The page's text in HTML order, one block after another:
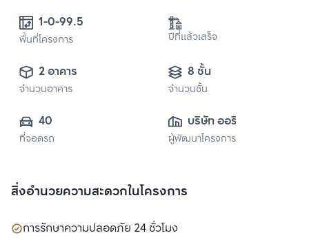
1-0-99.5
พื้นที่โครงการ ปีที่แล้วเสร็จ
2 อาคาร
จำนวนอาคาร
8 ชั้น
จำนวนชั้น
40
ที่จอดรถ
บริษัท ออริจิ้น
พร็อพเพอร์ตี้ จำกัด
ผู้พัฒนาโครงการ
สิ่งอำนวยความสะดวกในโครงการ
การรักษาความปลอดภัย 24 ชั่วโมง